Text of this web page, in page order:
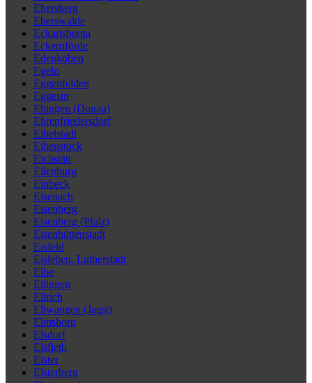
Ebersberg
Eberswalde
Eckartsberga
Eckernförde
Edenkoben
Egeln
Eggenfelden
Eggesin
Ehingen (Donau)
Ehrenfriedersdorf
Eibelstadt
Eibenstock
Eichstätt
Eilenburg
Einbeck
Eisenach
Eisenberg
Eisenberg (Pfalz)
Eisenhüttenstadt
Eisfeld
Eisleben, Lutherstadt
Elbe
Ellingen
Ellrich
Ellwangen (Jagst)
Elmshorn
Elsdorf
Elsfleth
Elster
Elsterberg